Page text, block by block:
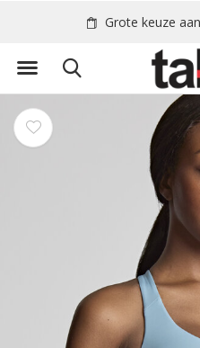
Grote keuze